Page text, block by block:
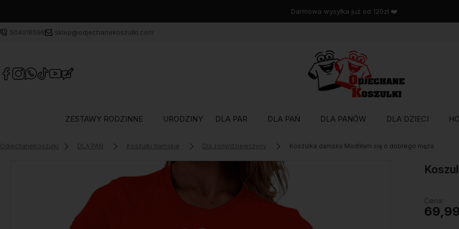
Wysyłka w 48 godzin
504016596 sklep@odjechanekoszulki.com
ZESTAWY RODZINNE URODZINY DLA PAR DLA PAŃ DLA PANÓW DLA DZIECI
OdjechaneKoszulki DLA PAŃ Koszulki damskie Dla żony/dziewczyny Koszulka damska Modliłam się o dobrego męża
Cena: